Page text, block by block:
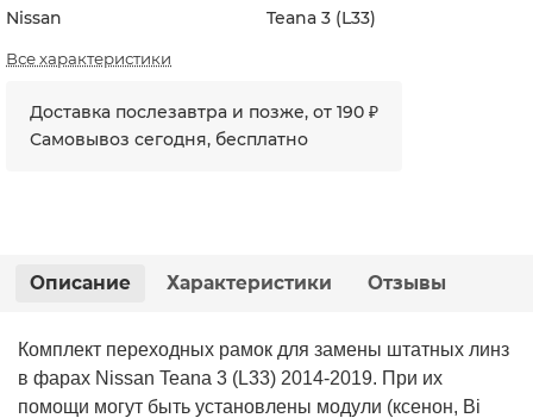
Nissan Teana 3 (L33)
Все характеристики
Доставка послезавтра и позже, от 190 ₽
Самовывоз сегодня, бесплатно
Описание Характеристики Отзывы
Комплект переходных рамок для замены штатных линз
в фарах Nissan Teana 3 (L33) 2014-2019. При их
помощи могут быть установлены модули (ксенон, Bi